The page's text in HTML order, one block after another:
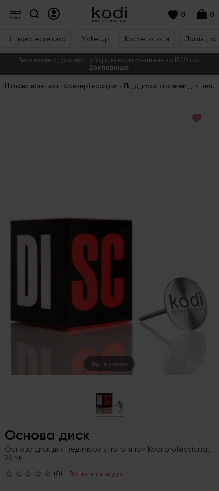
0 0
Нігтьова естетика Make Up Косметологія Догляд
Безкоштовна доставка по Україні на замовлення від 1500 грн.
Докладніше.
Нігтьова естетика Фрезер і насадки Пододиски та основи для
Tap to expand
Основа диск
Основа диск для педикюру з логотипом Kodi professional,
26 мм
(0) Залишити відгук